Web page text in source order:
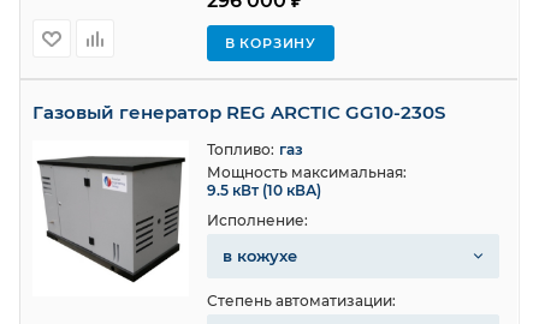
В КОРЗИНУ
Газовый генератор REG ARCTIC GG10-230S
Топливо: газ
Мощность максимальная:
9.5 кВт (10 кВА)
Исполнение:
в кожухе
Степень автоматизации: